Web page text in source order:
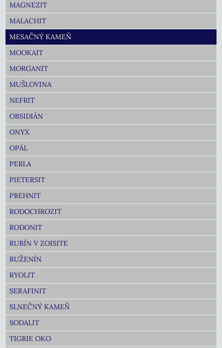
MAGNEZIT
MALACHIT
MESAČNÝ KAMEŇ
MOOKAIT
MORGANIT
MUŠLOVINA
NEFRIT
OBSIDIÁN
ONYX
OPÁL
PERLA
PIETERSIT
PREHNIT
RODOCHROZIT
RODONIT
RUBÍN V ZOISITE
RUŽENÍN
RYOLIT
SERAFINIT
SLNEČNÝ KAMEŇ
SODALIT
TIGRIE OKO